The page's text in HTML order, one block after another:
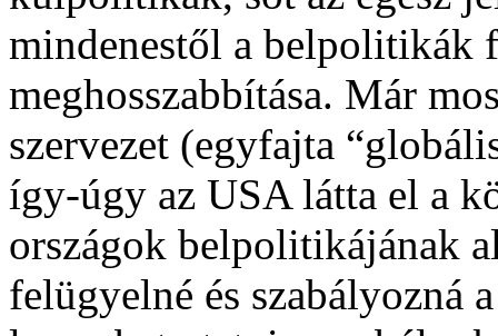
mindenestől a belpolitikák
meghosszabbítása. Már
szervezet (egyfajta
így-úgy az USA látta el a
országok belpolitikájának
felügyelné és szabályozná